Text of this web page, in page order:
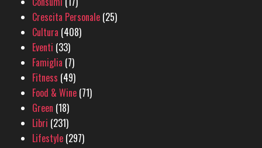
Crescita Personale (25)
Cultura (408)
Eventi (33)
Famiglia (7)
Fitness (49)
Food & Wine (71)
Green (18)
Libri (231)
Lifestyle (297)